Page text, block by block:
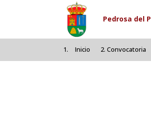
Pasar al contenido
Pedrosa del
Inicio Convocatoria